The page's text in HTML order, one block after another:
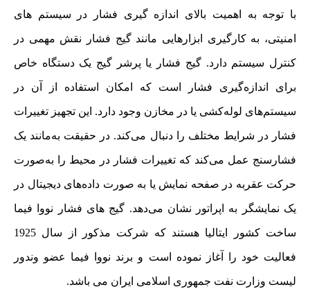
با توجه به اهمیت بالای اندازه گیری فشار در سیستم های
امنیتی، به کارگیری ابزارهایی مانند گیج فشار نقش مهمی در
کنترل سیستم دارد. گیج فشار یا پرشر گیج یک دستگاه خاص
برای اندازه‌گیری فشار است که امکان استفاده از آن در
سیستم‌های لوله‌کشی یا در مخازن وجود دارد. این تجهیز تغییرات
فشار در شرایط مختلف را دنبال می‌کند. در حقیقت به‌مانند یک
فشارسنج عمل می‌کند که تغییرات فشار در محیط را به‌صورت
حرکت عقربه در صفحه‌ نمایش یا به صورت داده‌های دیجیتال در
یک نمایشگر به اپراتور نشان می‌دهد. گیج های فشار نووا فیما
ساخت کشور ایتالیا هستند که شرکت مذکور از سال 1925
فعالیت خود را آغاز نموده است و برند نووا فیما عضو وندور
لیست وزارت نفت جمهوری اسلامی ایران می باشد.